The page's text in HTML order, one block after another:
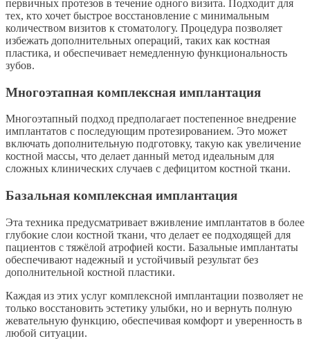
первичных протезов в течение одного визита. Подходит для
тех, кто хочет быстрое восстановление с минимальным
количеством визитов к стоматологу. Процедура позволяет
избежать дополнительных операций, таких как костная
пластика, и обеспечивает немедленную функциональность
зубов.
Многоэтапная комплексная имплантация
Многоэтапный подход предполагает постепенное внедрение
имплантатов с последующим протезированием. Это может
включать дополнительную подготовку, такую как увеличение
костной массы, что делает данный метод идеальным для
сложных клинических случаев с дефицитом костной ткани.
Базальная комплексная имплантация
Эта техника предусматривает вживление имплантатов в более
глубокие слои костной ткани, что делает ее подходящей для
пациентов с тяжёлой атрофией кости. Базальные имплантаты
обеспечивают надежный и устойчивый результат без
дополнительной костной пластики.
Каждая из этих услуг комплексной имплантации позволяет не
только восстановить эстетику улыбки, но и вернуть полную
жевательную функцию, обеспечивая комфорт и уверенность в
любой ситуации.